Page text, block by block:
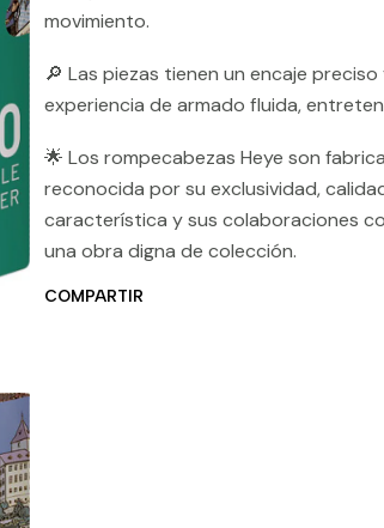
movimiento.
🔎 Las piezas tienen un encaje
experiencia de armado fluida,
🌟 Los rompecabezas Heye son
reconocida por su exclusividad,
característica y sus colaboraciones
una obra digna de colección.
COMPARTIR